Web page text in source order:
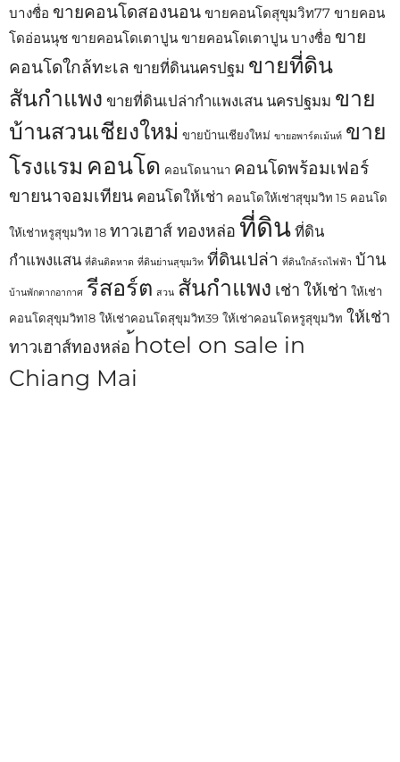
บางซื่อ ขายคอนโดสองนอน ขายคอนโดสุขุมวิท77 ขายคอน
โดอ่อนนุช ขายคอนโดเตาปูน ขายคอนโดเตาปูน บางซื่อ ขาย
คอนโดใกล้ทะเล ขายที่ดินนครปฐม ขายที่ดิน
สันกำแพง ขายที่ดินเปล่ากำแพงเสน นครปฐมม ขาย
บ้านสวนเชียงใหม่ ขายบ้านเชียงใหม่ ขายอพาร์ตเม้นท์ ขาย
โรงแรม คอนโด คอนโดนานา คอนโดพร้อมเฟอร์
ขายนาจอมเทียน คอนโดให้เช่า คอนโดให้เช่าสุขุมวิท 15 คอนโด
ให้เช่าหรูสุขุมวิท 18 ทาวเฮาส์ ทองหล่อ ที่ดิน ที่ดิน
กำแพงแสน ที่ดินติดหาด ที่ดินย่านสุขุมวิท ที่ดินเปล่า ที่ดินใกล้รถไฟฟ้า บ้าน
บ้านพักตากอากาศ รีสอร์ต สวน สันกำแพง เช่า ให้เช่า ให้เช่า
คอนโดสุขุมวิท18 ให้เช่าคอนโดสุขุมวิท39 ให้เช่าคอนโดหรูสุขุมวิท ให้เช่า
ทาวเฮาส์ทองหล่อ ้hotel on sale in
Chiang Mai